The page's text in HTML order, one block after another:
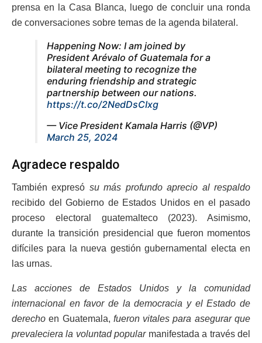
prensa en la Casa Blanca, luego de concluir una ronda
de conversaciones sobre temas de la agenda bilateral.
Happening Now: I am joined by
President Arévalo of Guatemala for a
bilateral meeting to recognize the
enduring friendship and strategic
partnership between our nations.
https://t.co/2NedDsCIxg
— Vice President Kamala Harris (@VP)
March 25, 2024
Agradece respaldo
También expresó su más profundo aprecio al respaldo
recibido del Gobierno de Estados Unidos en el pasado
proceso electoral guatemalteco (2023). Asimismo,
durante la transición presidencial que fueron momentos
difíciles para la nueva gestión gubernamental electa en
las urnas.
Las acciones de Estados Unidos y la comunidad
internacional en favor de la democracia y el Estado de
derecho en Guatemala, fueron vitales para asegurar que
prevaleciera la voluntad popularmanifestada a través del